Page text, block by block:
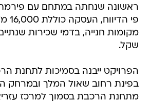
שקל.
הפרויקט ייבנה בסמיכות לתחנת
בפינת רחוב שאול המלך ובמרחק
מתחנת הרכבת בסמוך למרכז